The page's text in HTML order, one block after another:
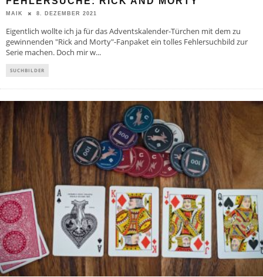
MAIK 8. DEZEMBER 2021
Eigentlich wollte ich ja für das Adventskalender-Türchen mit dem zu
gewinnenden "Rick and Morty"-Fanpaket ein tolles Fehlersuchbild zur
Serie machen. Doch mir w...
SUCHBILDER